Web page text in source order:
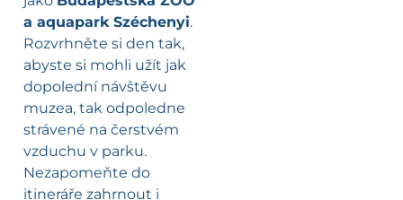
a aquapark Széchenyi.
Rozvrhněte si den tak,
abyste si mohli užít jak
dopolední návštěvu
muzea, tak odpoledne
strávené na čerstvém
vzduchu v parku.
Nezapomeňte do
itineráře zahrnout i